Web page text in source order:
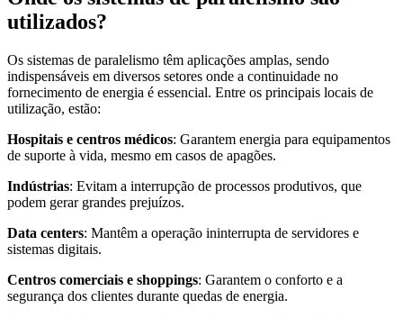
utilizados?
Os sistemas de paralelismo têm aplicações amplas, sendo
indispensáveis em diversos setores onde a continuidade no
fornecimento de energia é essencial. Entre os principais locais de
utilização, estão:
Hospitais e centros médicos: Garantem energia para equipamentos
de suporte à vida, mesmo em casos de apagões.
Indústrias: Evitam a interrupção de processos produtivos, que
podem gerar grandes prejuízos.
Data centers: Mantêm a operação ininterrupta de servidores e
sistemas digitais.
Centros comerciais e shoppings: Garantem o conforto e a
segurança dos clientes durante quedas de energia.